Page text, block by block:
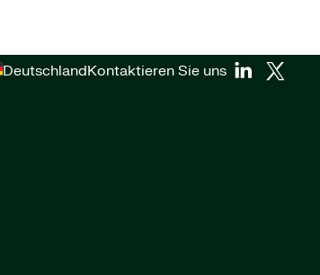
DeutschlandKontaktieren Sie uns